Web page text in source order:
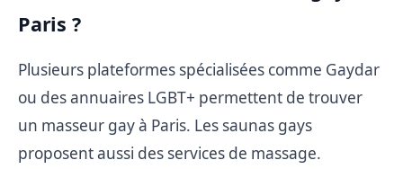
Paris ?
Plusieurs plateformes spécialisées comme Gaydar
ou des annuaires LGBT+ permettent de trouver
un masseur gay à Paris. Les saunas gays
proposent aussi des services de massage.